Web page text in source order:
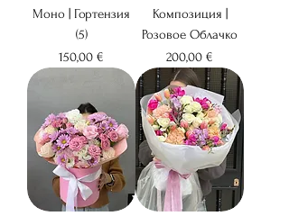
Моно | Гортензия
(5)
Цена
150,00 €
Композиция |
Розовое Облачко
Цена
200,00 €